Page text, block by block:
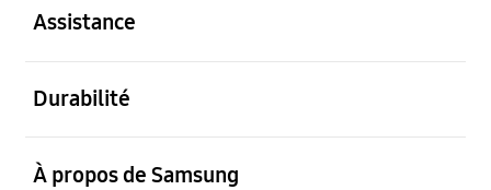
Assistance
Durabilité
À propos de Samsung